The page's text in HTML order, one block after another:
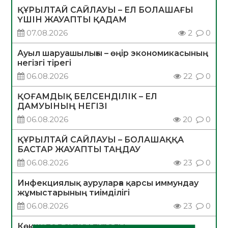
ҚҰРЫЛТАЙ САЙЛАУЫ – ЕЛ БОЛАШАҒЫ
ҮШІН ЖАУАПТЫ ҚАДАМ
07.08.2026
2 0
Ауыл шаруашылығы – өңір экономикасының
негізгі тірегі
06.08.2026
22 0
ҚОҒАМДЫҚ БЕЛСЕНДІЛІК – ЕЛ
ДАМУЫНЫҢ НЕГІЗІ
06.08.2026
20 0
ҚҰРЫЛТАЙ САЙЛАУЫ – БОЛАШАҚҚА
БАСТАР ЖАУАПТЫ ТАҢДАУ
06.08.2026
23 0
Инфекциялық ауруларға қарсы иммундау
жұмыстарының тиімділігі
06.08.2026
23 0